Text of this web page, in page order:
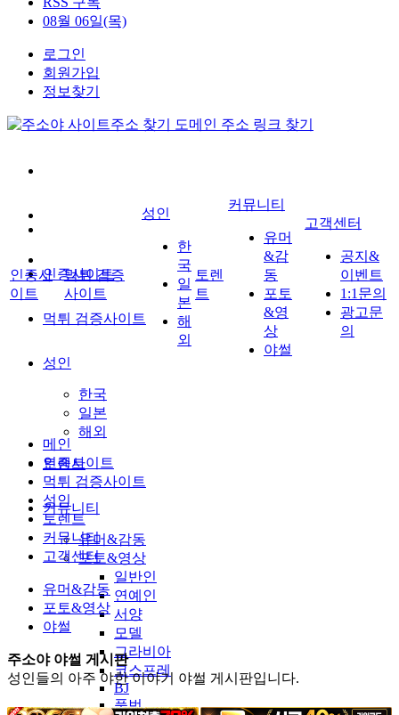
08월 06일(목)
로그인
회원가입
정보찾기
인증사이트
먹튀 검증사이트
성인
한국
일본
해외
토렌트
커뮤니티
유머&감동
포토&영상
일반인
연예인
서양
모델
그라비아
코스프레
BJ
품번
인증사
이트
먹튀 검증
사이트
성인
한
국
일
본
해
외
토렌
트
커뮤니티
유머
&감
동
포토
&영
상
야썰
고객센터
공지&
이벤트
1:1문의
광고문
의
메인
인증사이트
먹튀 검증사이트
성인
토렌트
커뮤니티
고객센터
유머&감동
포토&영상
야썰
주소야 야썰 게시판
성인들의 아주 야한 이야기 야썰 게시판입니다.